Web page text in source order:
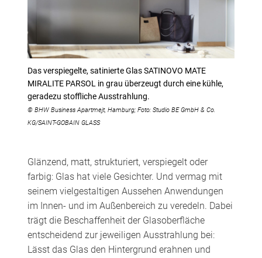
Das verspiegelte, satinierte Glas SATINOVO MATE
MIRALITE PARSOL in grau überzeugt durch eine kühle,
geradezu stoffliche Ausstrahlung.
© BHW Business Apartmejt, Hamburg; Foto: Studio BE GmbH & Co.
KG/SAINT-GOBAIN GLASS
Glänzend, matt, strukturiert, verspiegelt oder
farbig: Glas hat viele Gesichter. Und vermag mit
seinem vielgestaltigen Aussehen Anwendungen
im Innen- und im Außenbereich zu veredeln. Dabei
trägt die Beschaffenheit der Glasoberfläche
entscheidend zur jeweiligen Ausstrahlung bei:
Lässt das Glas den Hintergrund erahnen und